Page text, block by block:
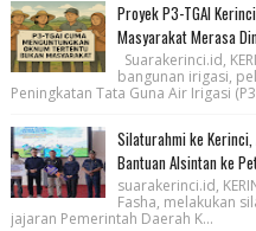
Proyek P3-TGAI
Masyarakat Merasa
Suarakerinci.id,
bangunan irigasi,
Peningkatan Tata Guna Air Irigasi
Silaturahmi ke Kerinci,
Bantuan Alsintan ke
suarakerinci.id,
Fasha, melakukan
jajaran Pemerintah Daerah K...